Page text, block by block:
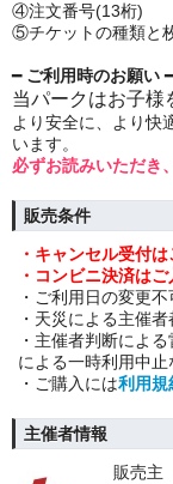
④注文番号(13桁)
⑤チケットの種類と
━ ご利用時のお願い ━
当パークはお子様
より安全に、より快
います。
必ずお読みいただき
販売条件
・キャンセル受付
・コンビニ決済は
・ご利用日の変更不
・天災による主催
・主催者判断によ
による一時利用中
・ご購入には利用規
主催者情報
販売主